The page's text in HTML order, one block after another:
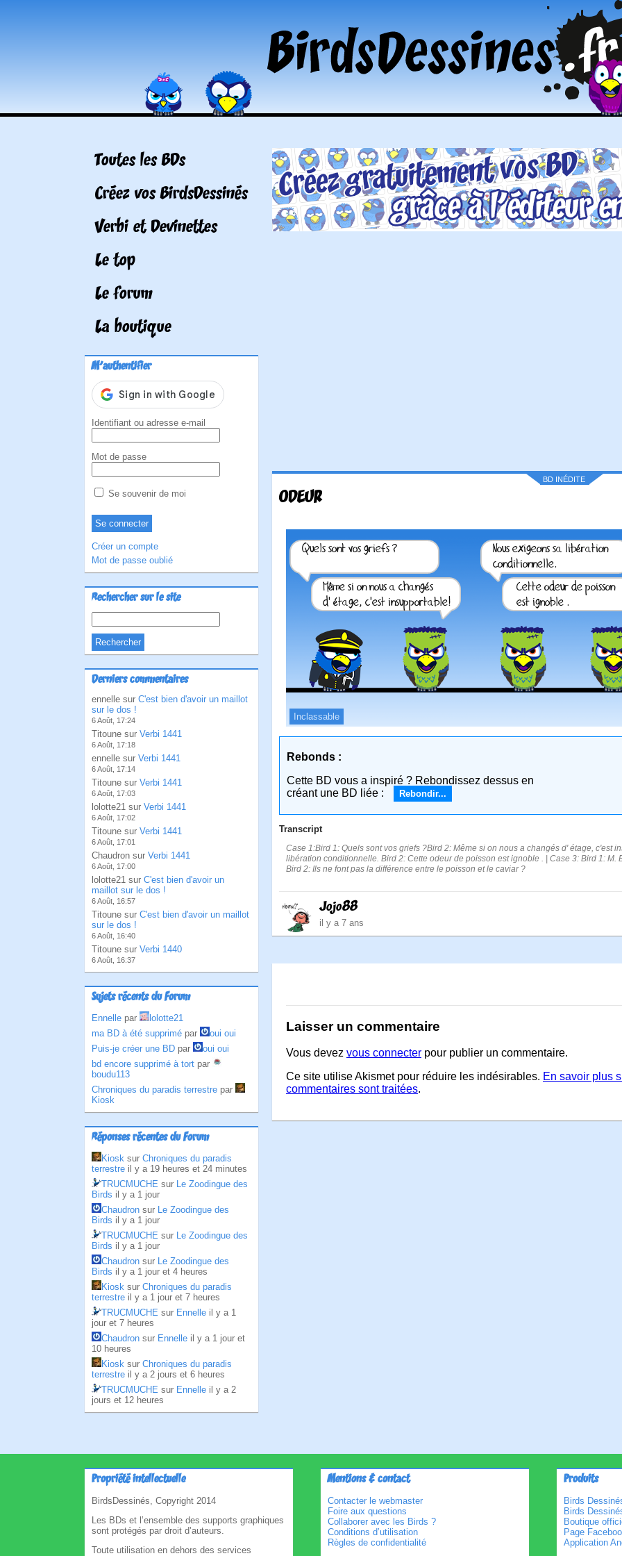
Toutes les BDs
Créez vos BirdsDessinés
Verbi et Devinettes
Le top
Le forum
La boutique
M'authentifier
Identifiant ou adresse e-mail
Mot de passe
Se souvenir de moi
Créer un compte
Mot de passe oublié
Rechercher sur le site
Derniers commentaires
ennelle sur C'est bien d'avoir un maillot
sur le dos !
6 Août, 17:24
Titoune sur Verbi 1441
6 Août, 17:18
ennelle sur Verbi 1441
6 Août, 17:14
Titoune sur Verbi 1441
6 Août, 17:03
lolotte21 sur Verbi 1441
6 Août, 17:02
Titoune sur Verbi 1441
6 Août, 17:01
Chaudron sur Verbi 1441
6 Août, 17:00
lolotte21 sur C'est bien d'avoir un
maillot sur le dos !
6 Août, 16:57
Titoune sur C'est bien d'avoir un maillot
sur le dos !
6 Août, 16:40
Titoune sur Verbi 1440
6 Août, 16:37
Sujets récents du Forum
Ennelle par
lolotte21
ma BD à été supprimé par
oui oui
Puis-je créer une BD par
oui oui
bd encore supprimé à tort par
boudu113
Chroniques du paradis terrestre par
Kiosk
Réponses récentes du Forum
Kiosk sur Chroniques du paradis
terrestre il y a 19 heures et 24 minutes
TRUCMUCHE sur Le Zoodingue des
Birds il y a 1 jour
Chaudron sur Le Zoodingue des
Birds il y a 1 jour
TRUCMUCHE sur Le Zoodingue des
Birds il y a 1 jour
Chaudron sur Le Zoodingue des
Birds il y a 1 jour et 4 heures
Kiosk sur Chroniques du paradis
terrestre il y a 1 jour et 7 heures
TRUCMUCHE sur Ennelle il y a 1
jour et 7 heures
Chaudron sur Ennelle il y a 1 jour et
10 heures
Kiosk sur Chroniques du paradis
terrestre il y a 2 jours et 6 heures
TRUCMUCHE sur Ennelle il y a 2
jours et 12 heures
BD INÉDITE
ODEUR
Inclassable
Rebonds :
Cette BD vous a inspiré ? Rebondissez dessus en
créant une BD liée :
Rebondir...
Transcript
Case 1:Bird 1: Quels sont vos griefs ?Bird 2: Même si on nous a changés d' étage, c'est
libération conditionnelle. Bird 2: Cette odeur de poisson est ignoble . | Case 3: Bird 1:
Bird 2: Ils ne font pas la différence entre le poisson et le caviar ?
Jojo88
il y a 7 ans
Laisser un commentaire
Vous devez vous connecter pour publier un commentaire.
Ce site utilise Akismet pour réduire les indésirables. En savoir plus
commentaires sont traitées.
Propriété intellectuelle
BirdsDessinés, Copyright 2014
Les BDs et l’ensemble des supports graphiques
sont protégés par droit d’auteurs.
Toute utilisation en dehors des services
Mentions & contact
Contacter le webmaster
Foire aux questions
Collaborer avec les Birds ?
Conditions d’utilisation
Règles de confidentialité
Produits
Birds
Birds
Boutique
Page
Application